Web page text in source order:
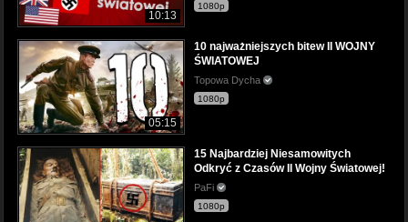
10:13
1080p
05:15
10 najważniejszych bitew II WOJNY
ŚWIATOWEJ
Topowa Dycha
1080p
15 Najbardziej Niesamowitych
Odkryć z Czasów II Wojny Światowej!
PaFi
1080p